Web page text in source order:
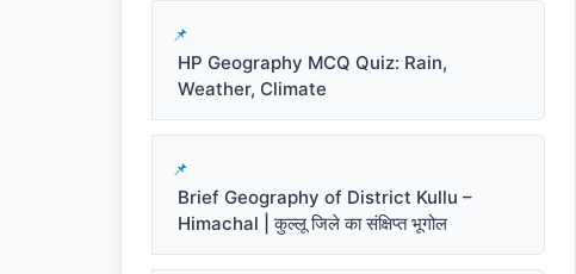
HP Geography MCQ Quiz: Rain,
Weather, Climate
Brief Geography of District Kullu –
Himachal | कुल्लू जिले का संक्षिप्त भूगोल